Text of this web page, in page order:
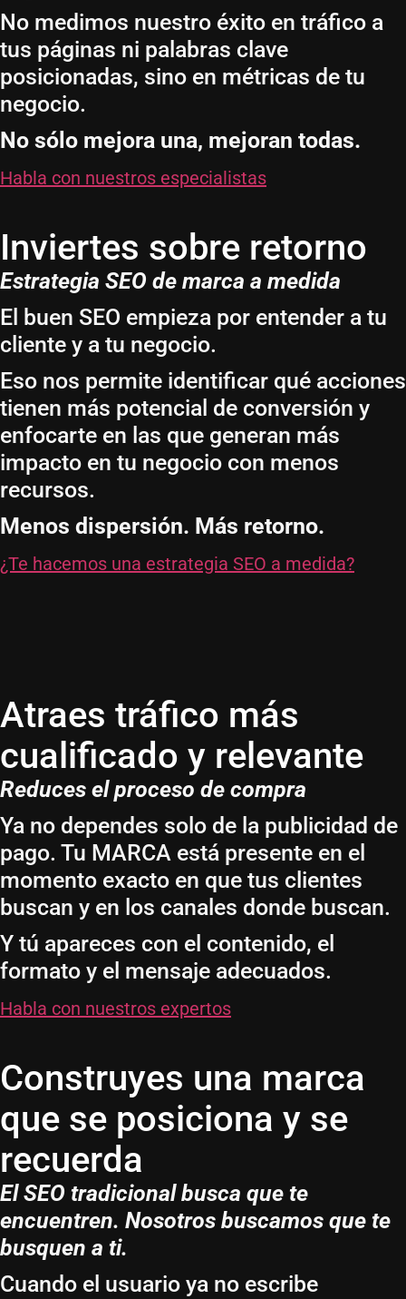
No medimos nuestro éxito en tráfico a
tus páginas ni palabras clave
posicionadas, sino en métricas de tu
negocio.
No sólo mejora una, mejoran todas.
Habla con nuestros especialistas
Inviertes sobre retorno
Estrategia SEO de marca a medida
El buen SEO empieza por entender a tu
cliente y a tu negocio.
Eso nos permite identificar qué acciones
tienen más potencial de conversión y
enfocarte en las que generan más
impacto en tu negocio con menos
recursos.
Menos dispersión. Más retorno.
¿Te hacemos una estrategia SEO a medida?
Atraes tráfico más
cualificado y relevante
Reduces el proceso de compra
Ya no dependes solo de la publicidad de
pago. Tu MARCA está presente en el
momento exacto en que tus clientes
buscan y en los canales donde buscan.
Y tú apareces con el contenido, el
formato y el mensaje adecuados.
Habla con nuestros expertos
Construyes una marca
que se posiciona y se
recuerda
El SEO tradicional busca que te
encuentren. Nosotros buscamos que te
busquen a ti.
Cuando el usuario ya no escribe